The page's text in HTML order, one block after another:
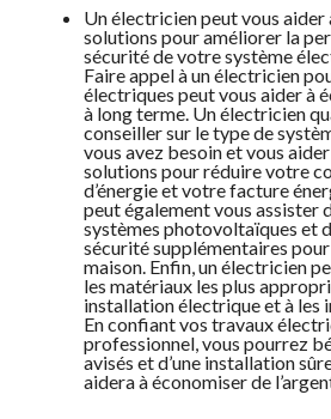
Un électricien peut vous aider
solutions pour améliorer la
sécurité de votre système
Faire appel à un électricien
électriques peut vous aider à
à long terme. Un électricien
conseiller sur le type de
vous avez besoin et vous
solutions pour réduire votre
d’énergie et votre facture
peut également vous assister
systèmes photovoltaïques et
sécurité supplémentaires
maison. Enfin, un électricien
les matériaux les plus
installation électrique et à les
En confiant vos travaux
professionnel, vous pourrez
avisés et d’une installation
aidera à économiser de